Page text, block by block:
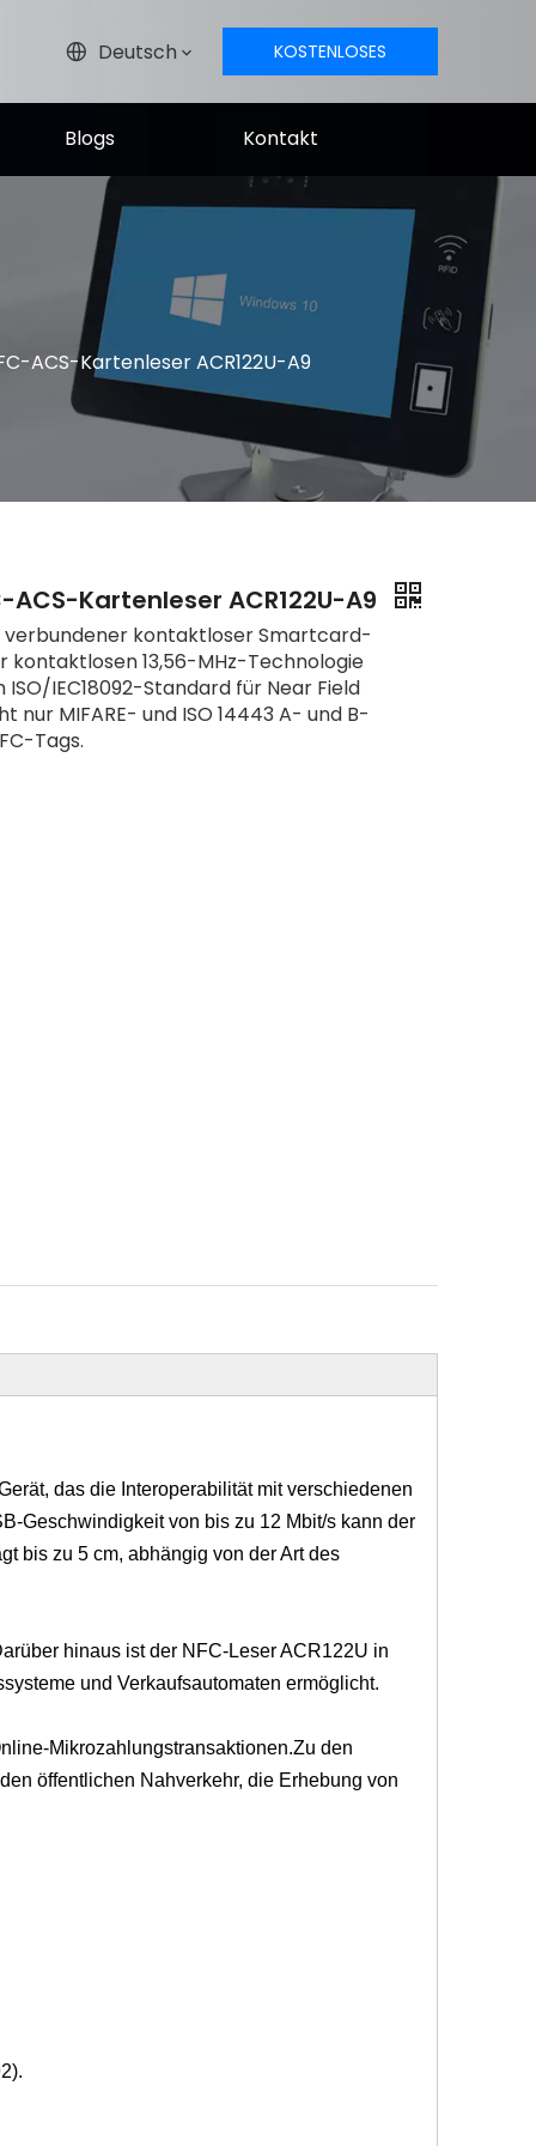
Deutsch
KOSTENLOSES
ANGEBOT
Blogs Kontakt
ACS-Kartenleser ACR122U-A9
Kartenleser ACR122U-A9
verbundener kontaktloser Smartcard-
kontaktlosen 13,56-MHz-Technologie
IEC18092-Standard für Near Field
MIFARE- und ISO 14443 A- und B-
Tags.
das die Interoperabilität mit verschiedenen
Geschwindigkeit von bis zu 12 Mbit/s kann der
bis zu 5 cm, abhängig von der Art des
hinaus ist der NFC-Leser ACR122U in
und Verkaufsautomaten ermöglicht.
Mikrozahlungstransaktionen.Zu den
öffentlichen Nahverkehr, die Erhebung von